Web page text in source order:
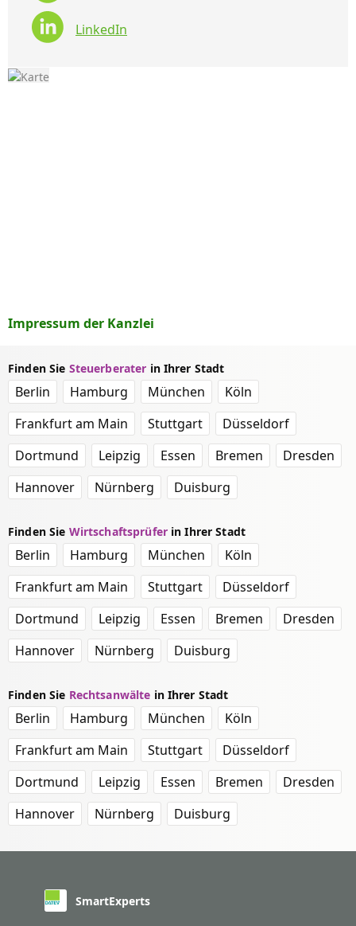
LinkedIn
Impressum der Kanzlei
Finden Sie Steuerberater in Ihrer Stadt
Berlin Hamburg München
Köln
Frankfurt am Main
Stuttgart
Düsseldorf
Dortmund
Leipzig Essen Bremen
Dresden
Hannover
Nürnberg Duisburg
Finden Sie Wirtschaftsprüferin Ihrer Stadt
Berlin Hamburg München
Köln
Frankfurt am Main
Stuttgart
Düsseldorf
Dortmund
Leipzig Essen Bremen
Dresden
Hannover
Nürnberg Duisburg
Finden Sie Rechtsanwälte in Ihrer Stadt
Berlin Hamburg München
Köln
Frankfurt am Main
Stuttgart
Düsseldorf
Dortmund
Leipzig Essen Bremen
Dresden
Hannover
Nürnberg Duisburg
SmartExperts